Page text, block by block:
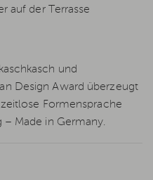
auf der Terrasse
und
Design Award überzeugt
Formensprache
Made in Germany.